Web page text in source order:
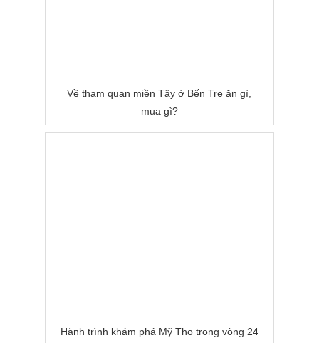
Về tham quan miền Tây ở Bến Tre ăn gì,
mua gì?
Hành trình khám phá Mỹ Tho trong vòng 24